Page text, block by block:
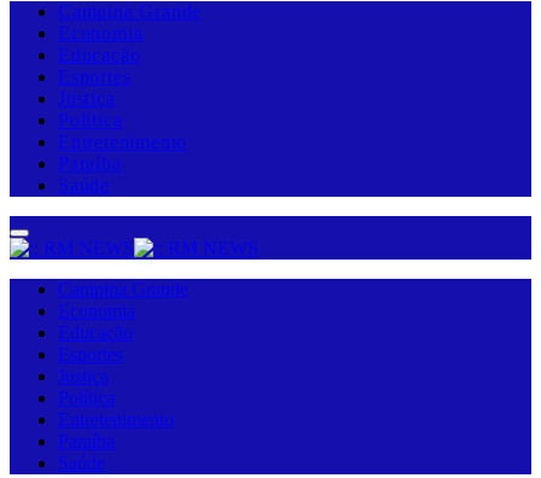
Campina Grande
Economia
Educação
Esportes
Justiça
Política
Entretenimento
Paraíba
Saúde
Campina Grande
Economia
Educação
Esportes
Justiça
Política
Entretenimento
Paraíba
Saúde